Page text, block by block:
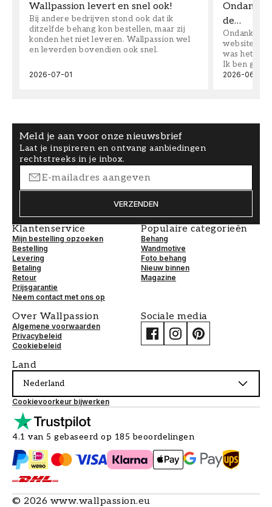
Wallpassion levert en snel ook!
Bij andere bedrijven stond ook dat ik
ditzelfde behang kon bestellen, maar zij
konden het niet leveren. Wallpassion wel
en leverden bovendien ook snel.
2026-07-01
Ondanks
de…
Ondanks
website
was het
Ik ben
2026-06-08
Meld je aan voor onze nieuwsbrief
Laat je inspireren en ontvang aanbiedingen
rechtstreeks in je inbox.
VERZENDEN
Klantenservice
Mijn bestelling opzoeken
Bestelling
Levering
Betaling
Retour
Prijsgarantie
Neem contact met ons op
Populaire categorieën
Behang
Wandmotive
Foto behang
Nieuw binnen
Magazine
Over Wallpassion
Algemene voorwaarden
Privacybeleid
Cookiebeleid
Sociale media
Land
Nederland
Cookievoorkeur bijwerken
4.1 van 5 gebaseerd op 185 beoordelingen
© 2026 www.wallpassion.eu